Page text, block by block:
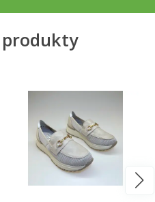
produkty